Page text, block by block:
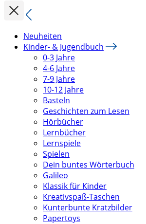
Neuheiten
Kinder- & Jugendbuch
0-3 Jahre
4-6 Jahre
7-9 Jahre
10-12 Jahre
Basteln
Geschichten zum Lesen
Hörbücher
Lernbücher
Lernspiele
Spielen
Dein buntes Wörterbuch
Galileo
Klassik für Kinder
Kreativspaß-Taschen
Kunterbunte Kratzbilder
Papertoys